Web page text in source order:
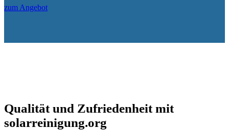
zum Angebot
Qualität und Zufriedenheit mit
solarreinigung.org